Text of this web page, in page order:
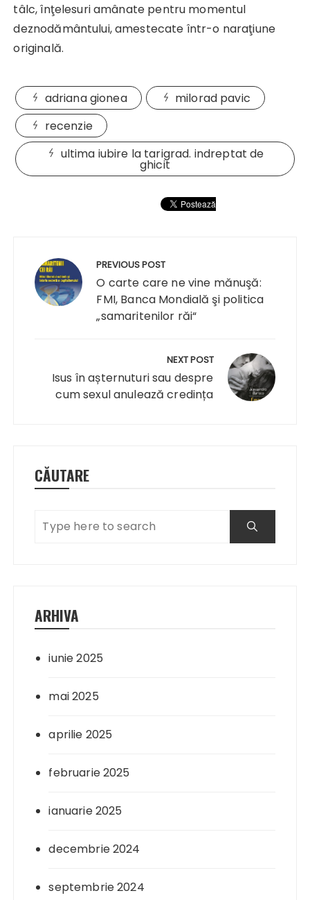
tâlc, înţelesuri amânate pentru momentul
deznodământului, amestecate într-o naraţiune
originală.
adriana gionea
milorad pavic
recenzie
ultima iubire la tarigrad. indreptat de
ghicit
articole
PREVIOUS POST
O carte care ne vine mănuşă:
FMI, Banca Mondială şi politica
„samaritenilor răi“
NEXT POST
Isus în așternuturi sau despre
cum sexul anulează credința
CĂUTARE
ARHIVA
iunie 2025
mai 2025
aprilie 2025
februarie 2025
ianuarie 2025
decembrie 2024
septembrie 2024